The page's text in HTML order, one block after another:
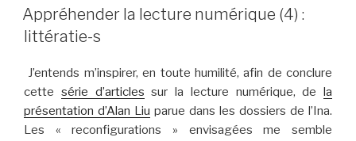
LE
Appréhender la lecture numérique (4) :
littératie-s
J’entends m’inspirer, en toute humilité, afin de conclure
cette série d’articles sur la lecture numérique, de
la
présentation d’Alan Liu parue dans les dossiers de l’Ina.
Les « reconfigurations » envisagées me semble